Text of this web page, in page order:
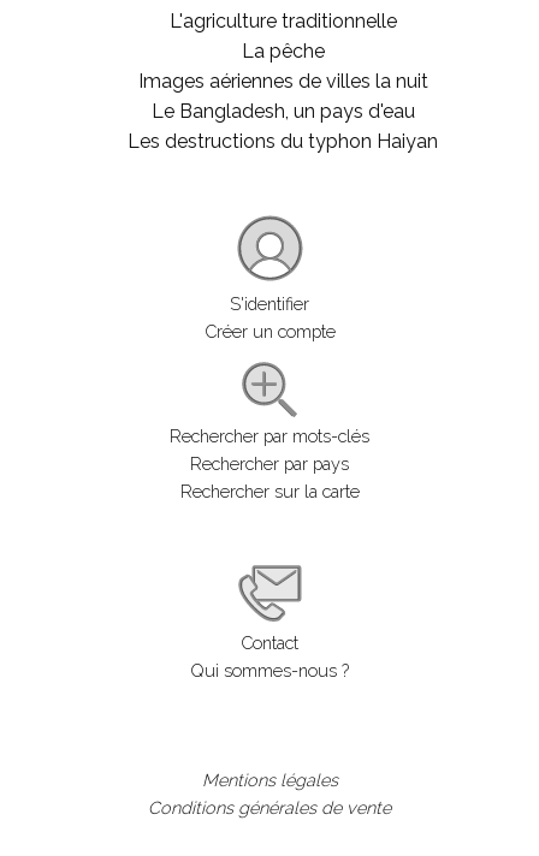
L'agriculture traditionnelle
La pêche
Images aériennes de villes la nuit
Le Bangladesh, un pays d'eau
Les destructions du typhon Haiyan
S'identifier
Créer un compte
Rechercher par mots-clés
Rechercher par pays
Rechercher sur la carte
Contact
Qui sommes-nous ?
Mentions légales
Conditions générales de vente